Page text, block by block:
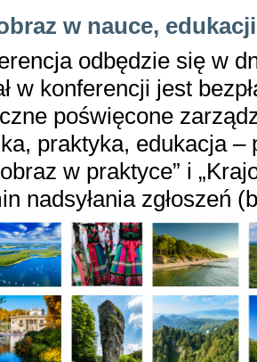
w nauce,
odbędzie się w
w konferencji jest
poświęcone
praktyka, edukacja
w praktyce” i
nadsyłania zgłoszeń